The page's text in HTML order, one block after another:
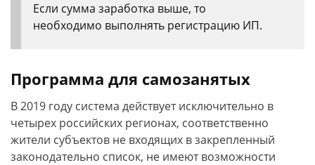
Если сумма заработка выше, то
необходимо выполнять регистрацию ИП.
Программа для самозанятых
В 2019 году система действует исключительно в
четырех российских регионах, соответственно
жители субъектов не входящих в закрепленный
законодательно список, не имеют возможности